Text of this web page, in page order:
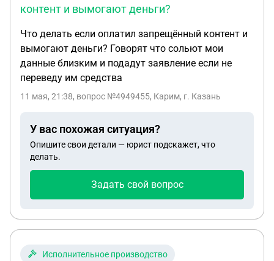
контент и вымогают деньги?
Что делать если оплатил запрещённый контент и
вымогают деньги? Говорят что сольют мои
данные близким и подадут заявление если не
переведу им средства
11 мая, 21:38, вопрос №4949455, Карим, г. Казань
У вас похожая ситуация?
Опишите свои детали — юрист подскажет, что
делать.
Задать свой вопрос
Исполнительное производство